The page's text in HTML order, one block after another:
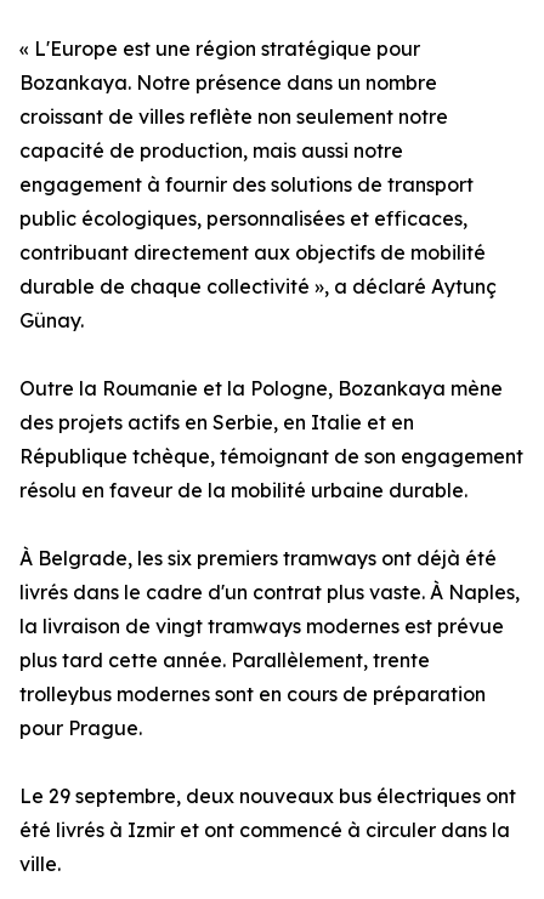
« L'Europe est une région stratégique pour
Bozankaya. Notre présence dans un nombre
croissant de villes reflète non seulement notre
capacité de production, mais aussi notre
engagement à fournir des solutions de transport
public écologiques, personnalisées et efficaces,
contribuant directement aux objectifs de mobilité
durable de chaque collectivité », a déclaré Aytunç
Günay.
Outre la Roumanie et la Pologne, Bozankaya mène
des projets actifs en Serbie, en Italie et en
République tchèque, témoignant de son engagement
résolu en faveur de la mobilité urbaine durable.
À Belgrade, les six premiers tramways ont déjà été
livrés dans le cadre d'un contrat plus vaste. À Naples,
la livraison de vingt tramways modernes est prévue
plus tard cette année. Parallèlement, trente
trolleybus modernes sont en cours de préparation
pour Prague.
Le 29 septembre, deux nouveaux bus électriques ont
été livrés à Izmir et ont commencé à circuler dans la
ville.